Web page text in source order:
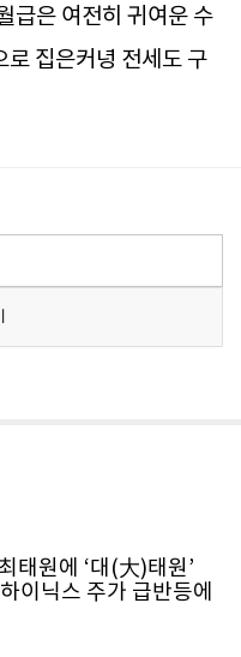
급은 여전히 귀여운 수
집은커녕 전세도 구
태원에 ‘대(大)태원’
이닉스 주가 급반등에